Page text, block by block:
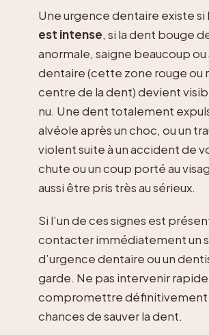
Une urgence dentaire existe si
est intense, si la dent bouge
anormale, saigne beaucoup ou
dentaire (cette zone rouge ou
centre de la dent) devient
nu. Une dent totalement
alvéole après un choc, ou un
violent suite à un accident de
chute ou un coup porté au
aussi être pris très au sérieux.
Si l’un de ces signes est
contacter immédiatement un
d’urgence dentaire ou un
garde. Ne pas intervenir
compromettre définitivement
chances de sauver la dent.